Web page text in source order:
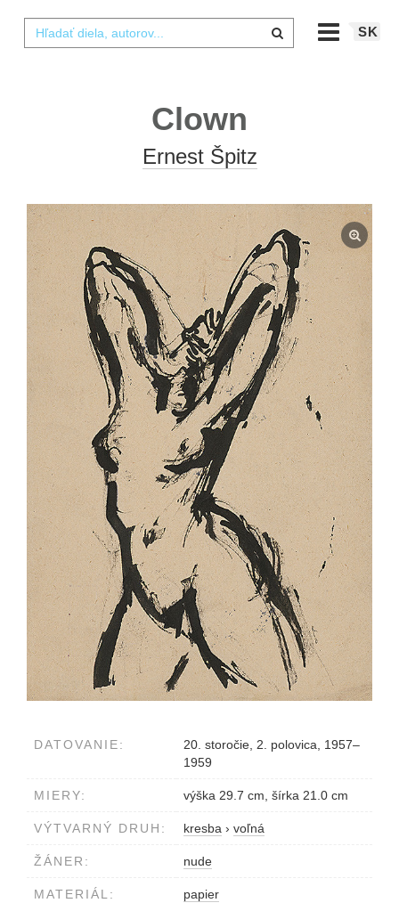
SK
Clown
Ernest Špitz
DATOVANIE:
20. storočie, 2. polovica, 1957–
1959
MIERY: výška 29.7 cm, šírka 21.0 cm
VÝTVARNÝ DRUH: kresba › voľná
ŽÁNER: nude
MATERIÁL: papier